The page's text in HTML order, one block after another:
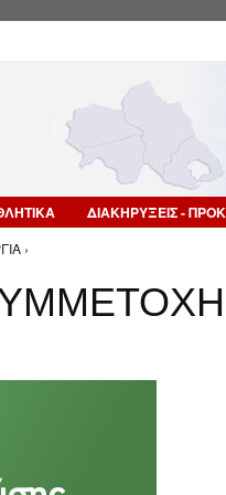
ΔΙΑΚΗΡΥΞΕΙΣ -
›